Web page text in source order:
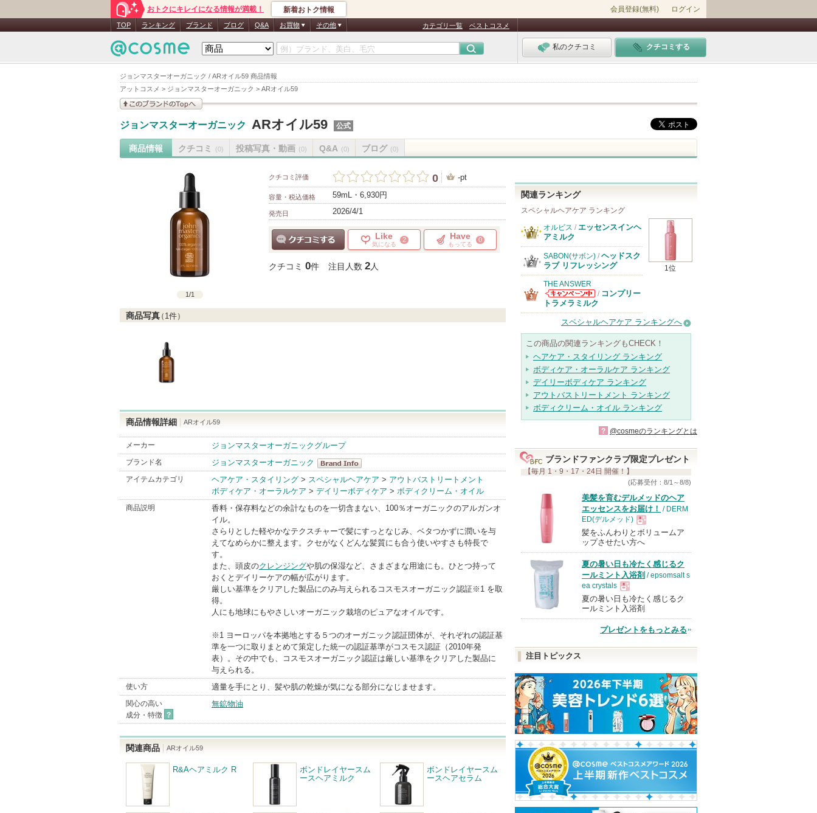
ジョンマスターオーガニック / ARオイル59 商品情報
アットコスメ > ジョンマスターオーガニック > ARオイル59
おトクにキレイになる情報が満載！ 新着おトク情報 会員登録(無料) ログイン
TOP ランキング ブランド ブログ Q&A お買物 その他 カテゴリ一覧 ベストコスメ
私のクチコミ クチコミする
ジョンマスターオーガニック ARオイル59 公式
商品情報 クチコミ (0) 投稿写真・動画 (0) Q&A (0) ブログ (0)
1/1
クチコミ評価 0 -pt
容量・税込価格 59mL・6,930円
発売日 2026/4/1
Like
気になる
2 Have
もってる
0
クチコミ 0件 注目人数 2人
商品写真（ 1件）
商品情報詳細 ARオイル59
メーカー ジョンマスターオーガニックグループ
ブランド名
ジョンマスターオーガニック
ジョンマスタ
ーオーガニッ
ク BrandInfo
アイテムカテゴリ ヘアケア・スタイリング > スペシャルヘアケア > アウトバストリートメント
ボディケア・オーラルケア > デイリーボディケア > ボディクリーム・オイル
商品説明
香料・保存料などの余計なものを一切含まない、100％オーガニックのアルガンオ
イル。
さらりとした軽やかなテクスチャーで髪にすっとなじみ、ベタつかずに潤いを与
えてなめらかに整えます。クセがなくどんな髪質にも合う使いやすさも特長で
す。
また、頭皮のクレンジングや肌の保湿など、さまざまな用途にも。ひとつ持って
おくとデイリーケアの幅が広がります。
厳しい基準をクリアした製品にのみ与えられるコスモスオーガニック認証※1 を取
得。
人にも地球にもやさしいオーガニック栽培のピュアなオイルです。
※1 ヨーロッパを本拠地とする５つのオーガニック認証団体が、それぞれの認証基
準を一つに取りまとめて策定した統一の認証基準がコスモス認証（2010年発
表）。その中でも、コスモスオーガニック認証は厳しい基準をクリアした製品に
与えられる。
使い方 適量を手にとり、髪や肌の乾燥が気になる部分になじませます。
関心の高い
成分・特徴 ?
無鉱物油
関連商品 ARオイル59
R&Aヘアミルク R
ボンドレイヤースム
ースヘアミルク
ボンドレイヤースム
ースヘアセラム
関連ランキング
スペシャルヘアケア ランキング
1位
オルビス / エッセンスインヘ
アミルク
SABON(サボン) / ヘッドスク
ラブ リフレッシング
THE ANSWER
THE ANSWER
からのお知らせ
があります
/ コンプリー
トラメラミルク
スペシャルヘアケア ランキングへ
この商品の関連ランキングもCHECK！
ヘアケア・スタイリング ランキング
ボディケア・オーラルケア ランキング
デイリーボディケア ランキング
アウトバストリートメント ランキング
ボディクリーム・オイル ランキング
? @cosmeのランキングとは
ブランドファンクラブ限定プレゼント
【毎月 1・9・17・24日 開催！】
(応募受付：8/1～8/8)
美髪を育むデルメッドのヘア
エッセンスをお届け！ / DERM
ED(デルメッド)
現
品
髪をふんわりとボリュームア
ップさせたい方へ
夏の暑い日も冷たく感じるク
ールミント入浴剤 / epsomsalt s
ea crystals
現
品
夏の暑い日も冷たく感じるク
ールミント入浴剤
プレゼントをもっとみる
注目トピックス